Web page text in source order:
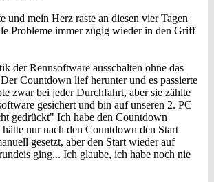
und mein Herz raste an diesen vier Tagen
Probleme immer zügig wieder in den Griff
der Rennsoftware ausschalten ohne das
Countdown lief herunter und es passierte
zwar bei jeder Durchfahrt, aber sie zählte
gesichert und bin auf unseren 2. PC
gedrückt" Ich habe den Countdown
nur nach den Countdown den Start
gesetzt, aber den Start wieder auf
ging... Ich glaube, ich habe noch nie